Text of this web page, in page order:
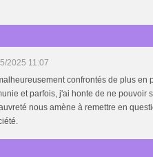
2025 11:07
confrontés de plus
et parfois, j'ai honte de ne pouvoir
nous amène à remettre en